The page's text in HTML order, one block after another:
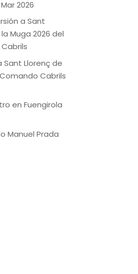
2026
a Sant
Muga 2026 del
Sant Llorenç de
Cabrils
en Fuengirola
Manuel Prada